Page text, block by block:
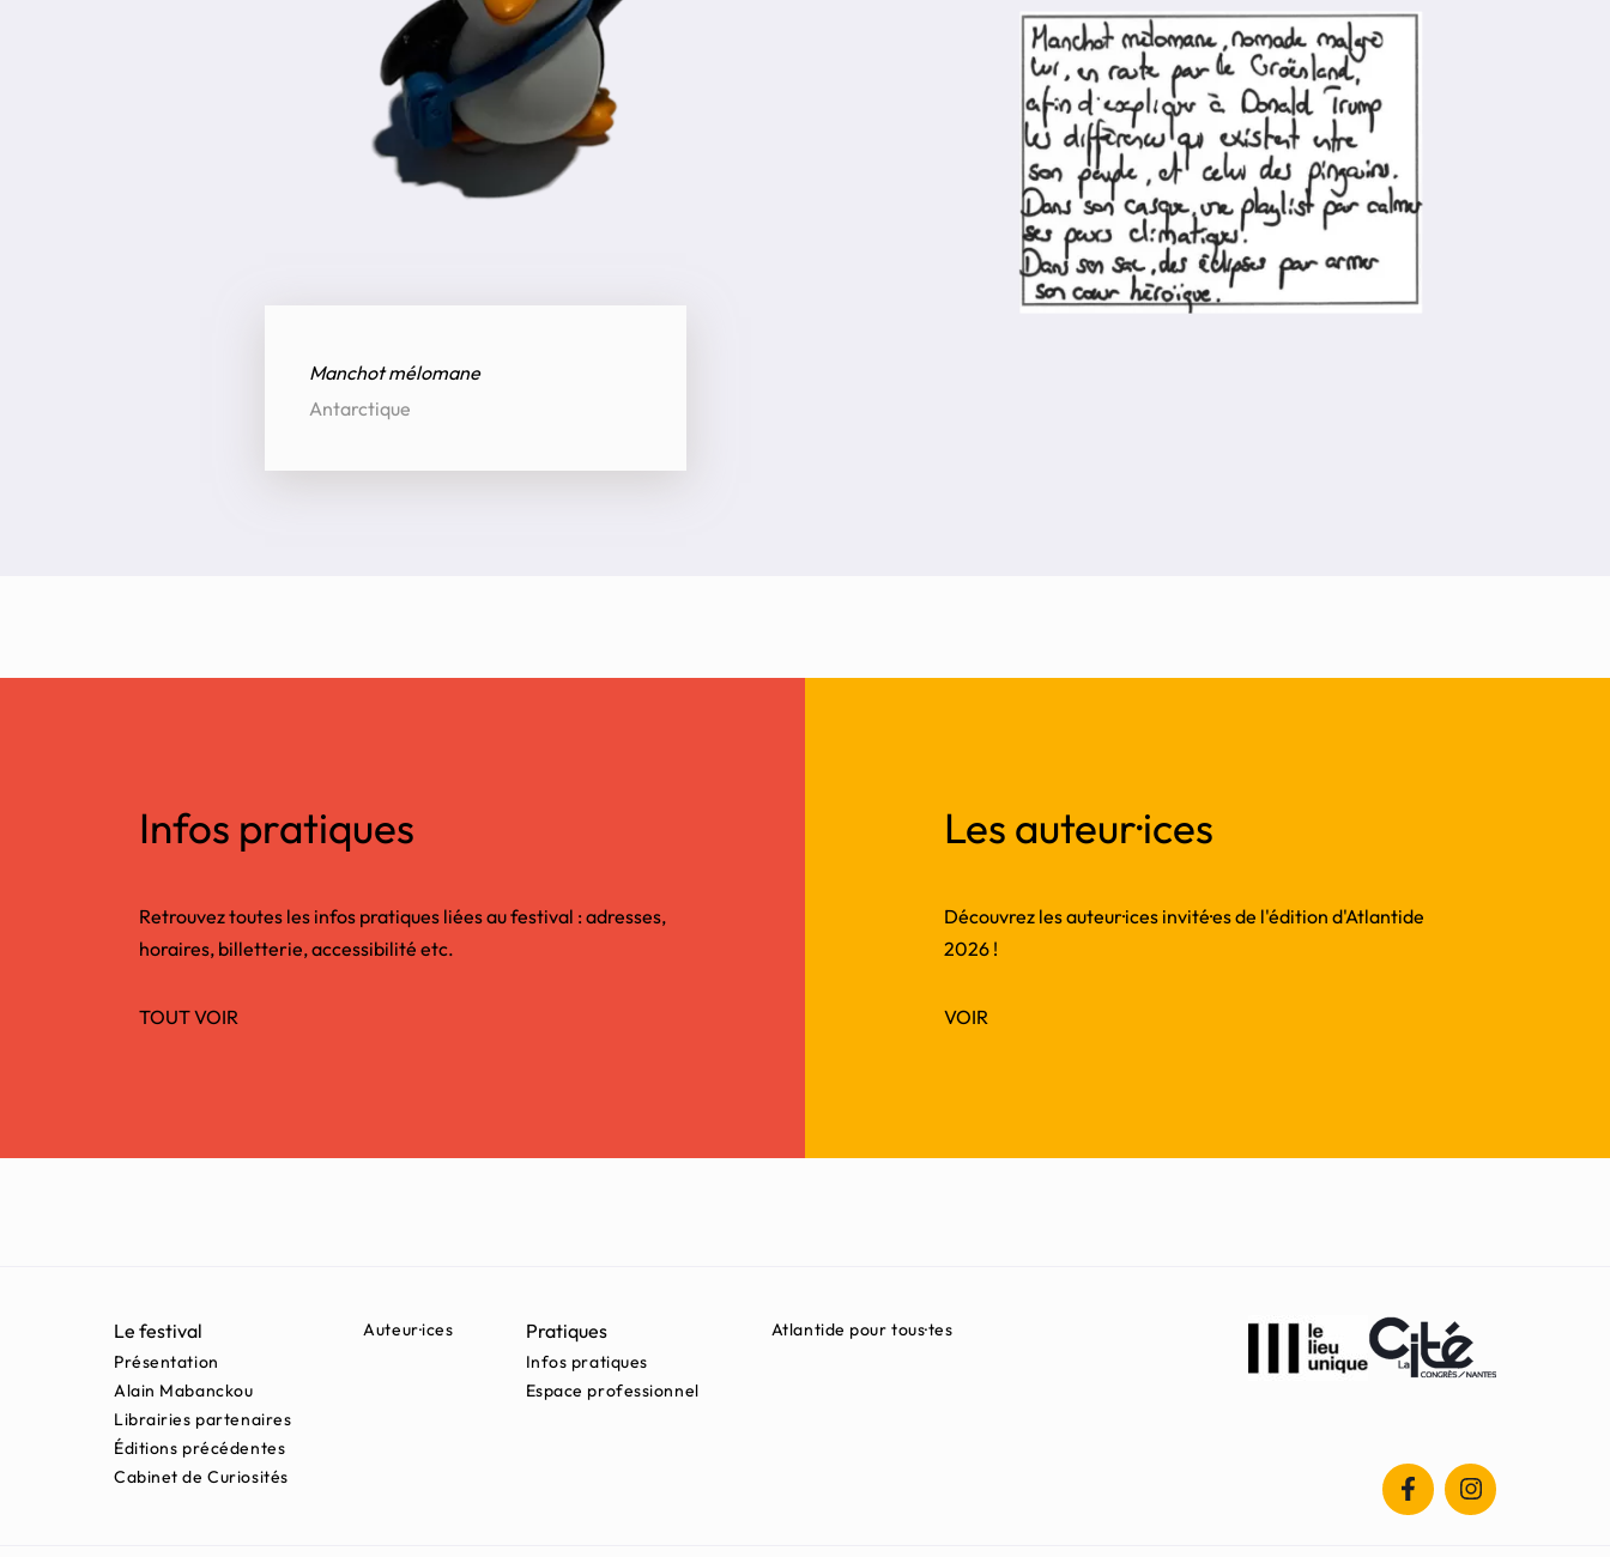
Manchot mélomane
Antarctique
Infos pratiques
Retrouvez toutes les infos pratiques liées au festival : adresses,
horaires, billetterie, accessibilité etc.
TOUT VOIR
Les auteur·ices
Découvrez les auteur·ices invité·es de l'édition d'Atlantide
2026 !
VOIR
Le festival
Présentation
Alain Mabanckou
Librairies partenaires
Éditions précédentes
Cabinet de Curiosités
Auteur·ices Pratiques
Infos pratiques
Espace professionnel
Atlantide pour tous·tes